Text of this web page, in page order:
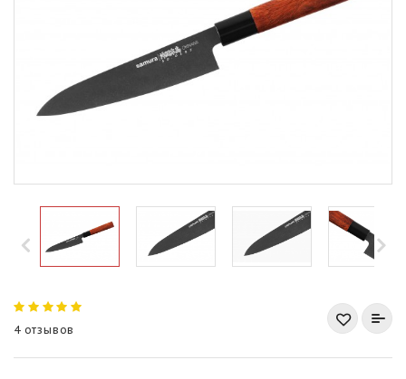
4 отзывов